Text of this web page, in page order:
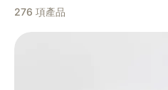
276 項產品